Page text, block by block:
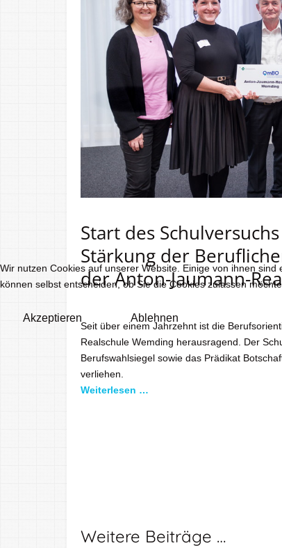
Start des
Stärkung der
der Anton-Jaumann-
Seit über einem Jahrzehnt ist die
Realschule Wemding herausragend. Der
Berufswahlsiegel sowie das Prädikat
verliehen.
Weiterlesen …
Weitere Beiträge …
Wir nutzen Cookies auf unserer Website. Einige von ihnen
können selbst entscheiden, ob Sie die Cookies zulassen
Akzeptieren Ablehnen